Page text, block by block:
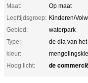
Maat:
Op maat
Leeftijdsgroep: Kinderen/
Gebied:
waterpark
Type:
de dia van
kleur:
Hoog licht:
de